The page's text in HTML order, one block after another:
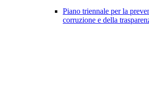
Piano triennale per la
corruzione e della